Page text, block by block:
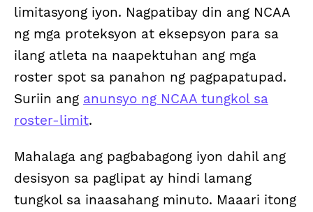
limitasyong iyon. Nagpatibay din ang NCAA
ng mga proteksyon at eksepsyon para sa
ilang atleta na naapektuhan ang mga
roster spot sa panahon ng pagpapatupad.
Suriin ang anunsyo ng NCAA tungkol sa
roster-limit.
Mahalaga ang pagbabagong iyon dahil ang
desisyon sa paglipat ay hindi lamang
tungkol sa inaasahang minuto. Maaari itong